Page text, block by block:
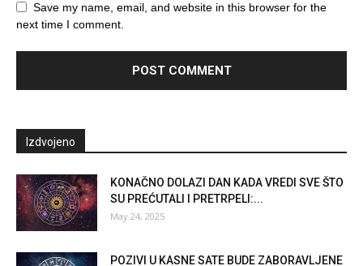
Save my name, email, and website in this browser for the
next time I comment.
Izdvojeno
KONAČNO DOLAZI DAN KADA VREDI SVE ŠTO
SU PREĆUTALI I PRETRPELI:...
May 24, 2025
POZIVI U KASNE SATE BUDE ZABORAVLJENE